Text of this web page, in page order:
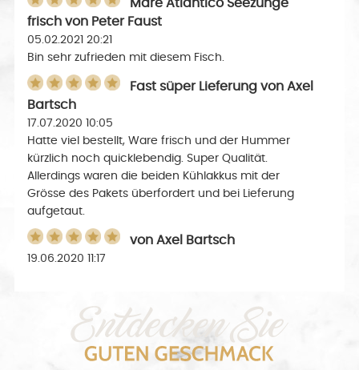
Mare Atlantico Seezunge
frisch von Peter Faust
05.02.2021 20:21
Bin sehr zufrieden mit diesem Fisch.
Fast süper Lieferung von Axel
Bartsch
17.07.2020 10:05
Hatte viel bestellt, Ware frisch und der Hummer
kürzlich noch quicklebendig. Super Qualität.
Allerdings waren die beiden Kühlakkus mit der
Grösse des Pakets überfordert und bei Lieferung
aufgetaut.
von Axel Bartsch
19.06.2020 11:17